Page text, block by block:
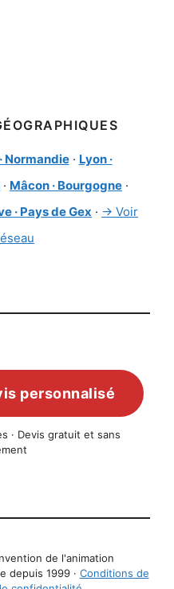
Normandie· Lyon ·
· Mâcon · Bourgogne ·
· Pays de Gex · → Voir
personnalisé
· Devis gratuit et sans
de l'animation
depuis 1999 · Conditions de